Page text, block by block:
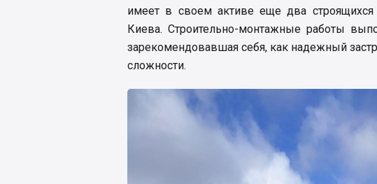
имеет в своем активе еще два
Киева. Строительно-монтажные работы
зарекомендовавшая себя, как надежный
сложности.